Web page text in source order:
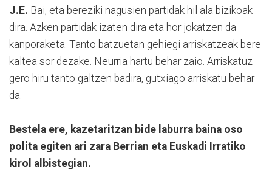
J.E. Bai, eta bereziki nagusien partidak hil ala bizikoak
dira. Azken partidak izaten dira eta hor jokatzen da
kanporaketa. Tanto batzuetan gehiegi arriskatzeak bere
kaltea sor dezake. Neurria hartu behar zaio. Arriskatuz
gero hiru tanto galtzen badira, gutxiago arriskatu behar
da.
Bestela ere, kazetaritzan bide laburra baina oso
polita egiten ari zara Berrian eta Euskadi Irratiko
kirol albistegian.